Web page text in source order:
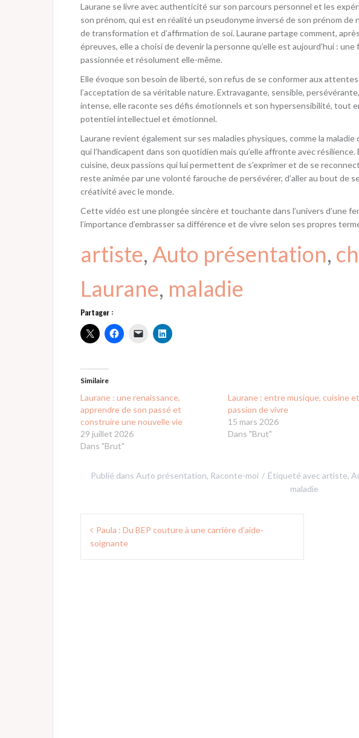
Laurane se livre avec authenticité sur son parcours personnel et les
son prénom, qui est en réalité un pseudonyme inversé de son prénom de
de transformation et d’affirmation de soi. Laurane partage comment,
épreuves, elle a choisi de devenir la personne qu’elle est aujourd’hui :
passionnée et résolument elle-même.
Elle évoque son besoin de liberté, son refus de se conformer aux
l’acceptation de sa véritable nature. Extravagante, sensible,
intense, elle raconte ses défis émotionnels et son hypersensibilité, tout
potentiel intellectuel et émotionnel.
Laurane revient également sur ses maladies physiques, comme la
qui l’handicapent dans son quotidien mais qu’elle affronte avec
cuisine, deux passions qui lui permettent de s’exprimer et de se
reste animée par une volonté farouche de persévérer, d’aller au bout de
créativité avec le monde.
Cette vidéo est une plongée sincère et touchante dans l’univers d’une
l’importance d’embrasser sa différence et de vivre selon ses propres
artiste, Auto présentation,
Laurane, maladie
Partager :
Similaire
Laurane : une renaissance,
apprendre de son passé et
construire une nouvelle vie
29 juillet 2026
Dans "Brut"
Laurane : entre musique, cuisine et
passion de vivre
15 mars 2026
Dans "Brut"
Publié dans Auto présentation, Raconte-moi Étiqueté avec artiste,
maladie
Navigation
de Paula : Du BEP couture à une carrière d’aide-
soignante